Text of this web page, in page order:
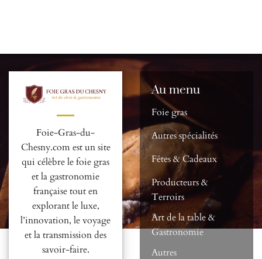
Foie-Gras-du-
Chesny.com est un site
qui célèbre le foie gras
et la gastronomie
française tout en
explorant le luxe,
l’innovation, le voyage
et la transmission des
savoir-faire.
Au menu
Foie gras
Autres spécialités
Fêtes & Cadeaux
Producteurs &
Terroirs
Art de la table &
Gastronomie
Autres